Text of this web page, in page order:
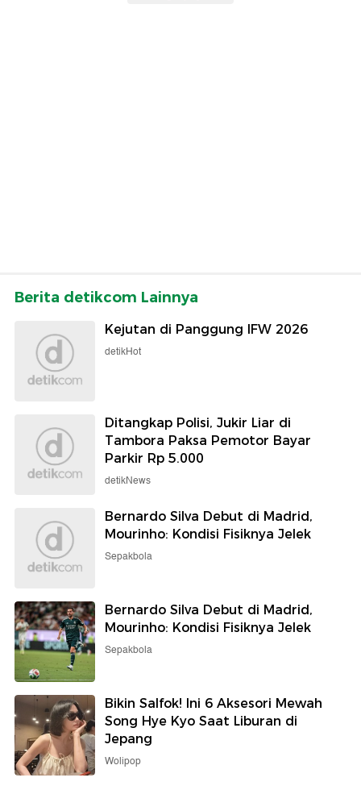
Berita detikcom Lainnya
Kejutan di Panggung IFW 2026
detikHot
Ditangkap Polisi, Jukir Liar di
Tambora Paksa Pemotor Bayar
Parkir Rp 5.000
detikNews
Bernardo Silva Debut di Madrid,
Mourinho: Kondisi Fisiknya Jelek
Sepakbola
Bernardo Silva Debut di Madrid,
Mourinho: Kondisi Fisiknya Jelek
Sepakbola
Bikin Salfok! Ini 6 Aksesori Mewah
Song Hye Kyo Saat Liburan di
Jepang
Wolipop